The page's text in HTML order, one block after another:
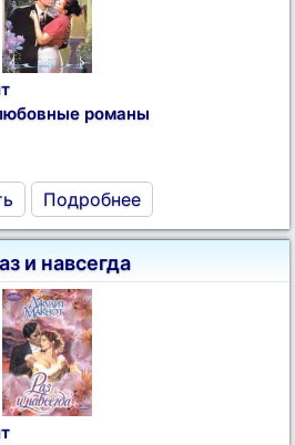
романы
Подробнее
и навсегда